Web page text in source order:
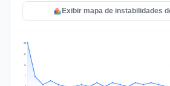
Exibir mapa de instabilidades
6
11
17
22